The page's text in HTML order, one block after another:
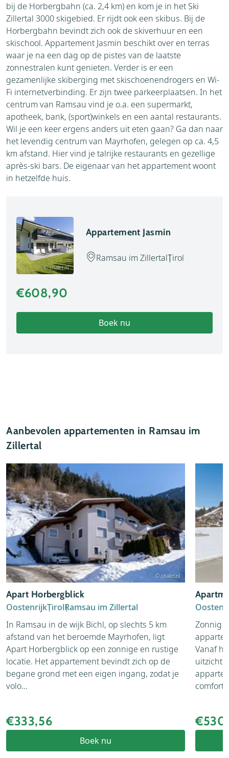
bij de Horbergbahn (ca. 2,4 km) en kom je in het Ski
Zillertal 3000 skigebied. Er rijdt ook een skibus. Bij de
Horbergbahn bevindt zich ook de skiverhuur en een
skischool. Appartement Jasmin beschikt over en terras
waar je na een dag op de pistes van de laatste
zonnestralen kunt genieten. Verder is er een
gezamenlijke skiberging met skischoenendrogers en Wi-
Fi internetverbinding. Er zijn twee parkeerplaatsen. In het
centrum van Ramsau vind je o.a. een supermarkt,
apotheek, bank, (sport)winkels en een aantal restaurants.
Wil je een keer ergens anders uit eten gaan? Ga dan naar
het levendig centrum van Mayrhofen, gelegen op ca. 4,5
km afstand. Hier vind je talrijke restaurants en gezellige
après-ski bars. De eigenaar van het appartement woont
in hetzelfde huis.
© chalet.nl
Appartement Jasmin
Ramsau im ZillertalTirol
€608,90
Boek nu
Aanbevolen appartementen in Ramsau im
Zillertal
© chalet.nl
Apart Horbergblick
OostenrijkTirolRamsau im Zillertal
In Ramsau in de wijk Bichl, op slechts 5 km
afstand van het beroemde Mayrhofen, ligt
Apart Horbergblick op een zonnige en rustige
locatie. Het appartement bevindt zich op de
begane grond met een eigen ingang, zodat je
volo...
€333,56
Boek nu
Zonnig
Vanaf
uitzicht